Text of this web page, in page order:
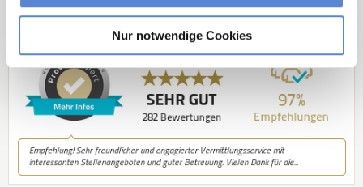
Nur notwendige Cookies